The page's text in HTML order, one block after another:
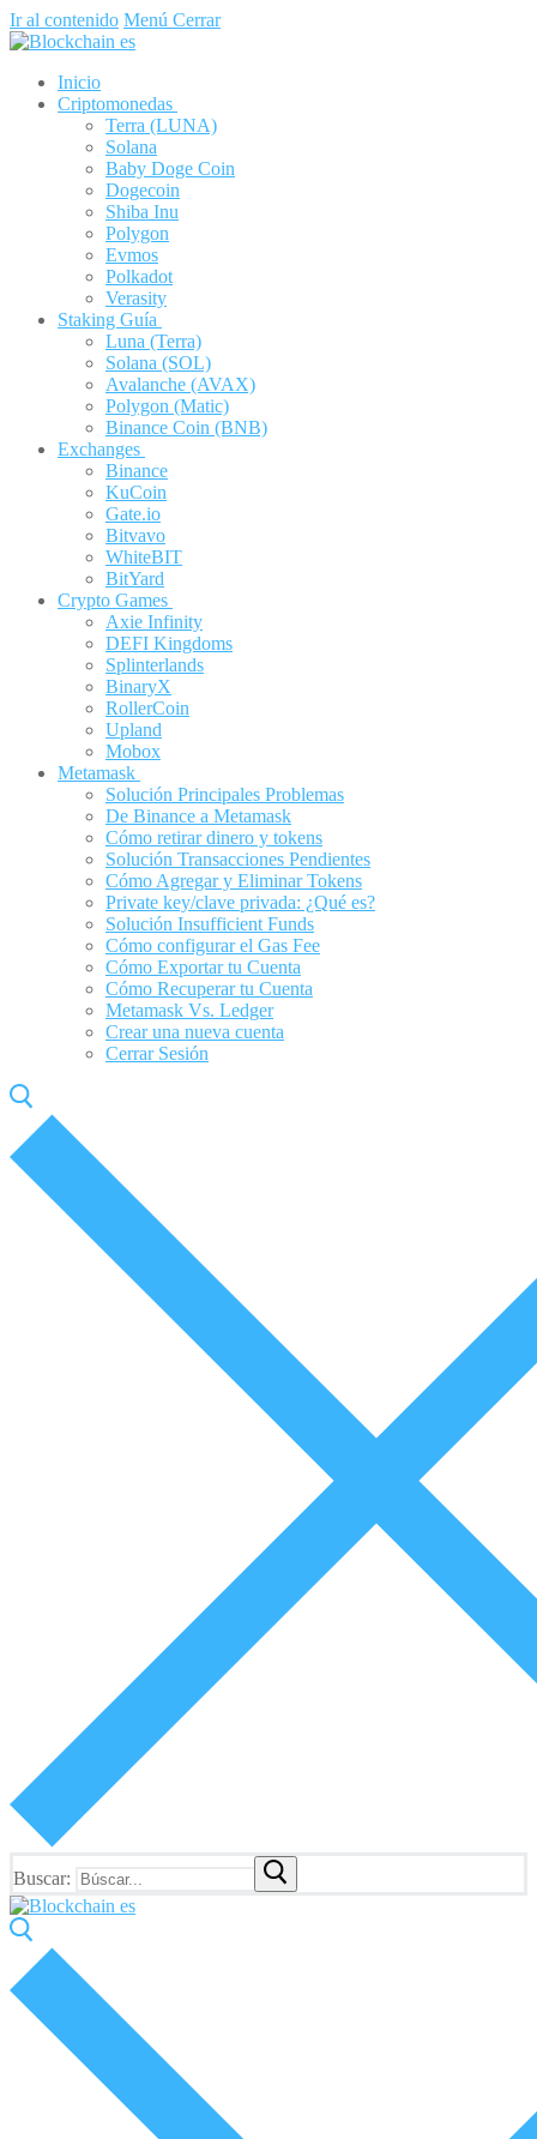
Ir al contenido Menú Cerrar
Inicio
Criptomonedas
Terra (LUNA)
Solana
Baby Doge Coin
Dogecoin
Shiba Inu
Polygon
Evmos
Polkadot
Verasity
Staking Guía
Luna (Terra)
Solana (SOL)
Avalanche (AVAX)
Polygon (Matic)
Binance Coin (BNB)
Exchanges
Binance
KuCoin
Gate.io
Bitvavo
WhiteBIT
BitYard
Crypto Games
Axie Infinity
DEFI Kingdoms
Splinterlands
BinaryX
RollerCoin
Upland
Mobox
Metamask
Solución Principales Problemas
De Binance a Metamask
Cómo retirar dinero y tokens
Solución Transacciones Pendientes
Cómo Agregar y Eliminar Tokens
Private key/clave privada: ¿Qué es?
Solución Insufficient Funds
Cómo configurar el Gas Fee
Cómo Exportar tu Cuenta
Cómo Recuperar tu Cuenta
Metamask Vs. Ledger
Crear una nueva cuenta
Cerrar Sesión
Buscar: